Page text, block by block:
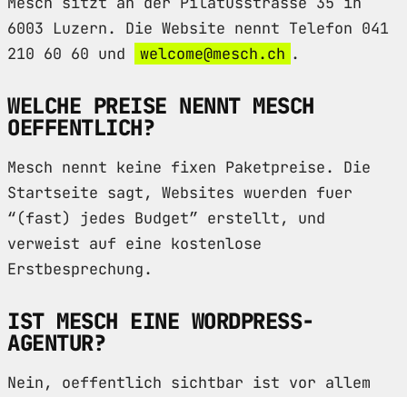
6003 Luzern. Die Website nennt Telefon 041
210 60 60 und
welcome@mesch.ch .
WELCHE PREISE NENNT MESCH
OEFFENTLICH?
Mesch nennt keine fixen Paketpreise. Die
Startseite sagt, Websites wuerden fuer
“(fast) jedes Budget” erstellt, und
verweist auf eine kostenlose
Erstbesprechung.
IST MESCH EINE WORDPRESS-
AGENTUR?
Nein, oeffentlich sichtbar ist vor allem